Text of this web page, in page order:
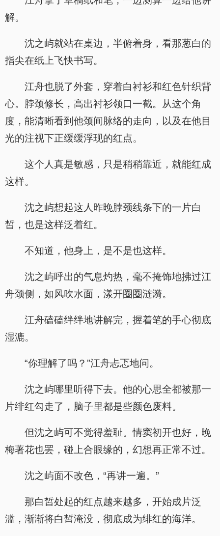
解。
沈之屿就站在桌边，半俯着身，看那葱白的
指尖在纸上飞快书写。
江舟也脱了外套，穿着白衬衫和红色针织背
心。脖颈修长，高出衬衫领口一截。从这个角
度，能清晰看到他颈间脉络的走向，以及在他目
光的注视下正缓缓浮现的红点。
这个人真是敏感，只是稍稍靠近，就能红成
这样。
沈之屿想起这人昨晚脖颈线条下的一片白
皙，也是这样泛着红。
不知道，他身上，是不是也这样。
沈之屿呼出的气息灼热，毫不掩饰地拂过江
舟颈侧，如风吹水面，漾开圈圈涟漪。
江舟磕磕绊绊地讲解完，握着笔的手心彻底
湿漉。
“你理解了吗？”江舟忐忑地问。
沈之屿哪里听得下去。他的心思全都被那一
片绯红勾走了，脑子里都是些颜色废料。
但沈之屿可不觉得羞耻。情窦初开也好，晚
梅著花也罢，碰上合眼缘的，幻想再正常不过。
沈之屿面不改色，“再讲一遍。”
那白皙处起的红点越来越多，开始成片泛
滥，渐渐将白皙淹没，彻底成为绯红的海洋。